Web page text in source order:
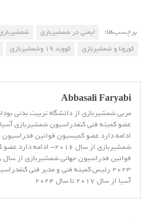
برچسب‌ها: ایمنی در شمشیربازی
کورونا و شمشیربازی
کووید 19 وشمشیربازی
Abbasali Faryabi
مربی شمشیربازی از دانشگاه تربیت بدنی
ادامه دارد عضو کمیسیون قوانین فدراسیون
شمشیربازی از سال 2016-
2023 رئیس کمیته فنی و مدیر فنی
آسیا از سال 2017 تا سال 2024